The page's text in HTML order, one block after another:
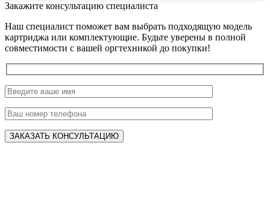
Закажите консультацию специалиста
Наш специалист поможет вам выбрать подходящую модель
картриджа или комплектующие. Будьте уверены в полной
совместимости с вашей оргтехникой до покупки!